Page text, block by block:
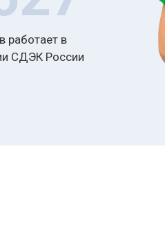
работает в
СДЭК России